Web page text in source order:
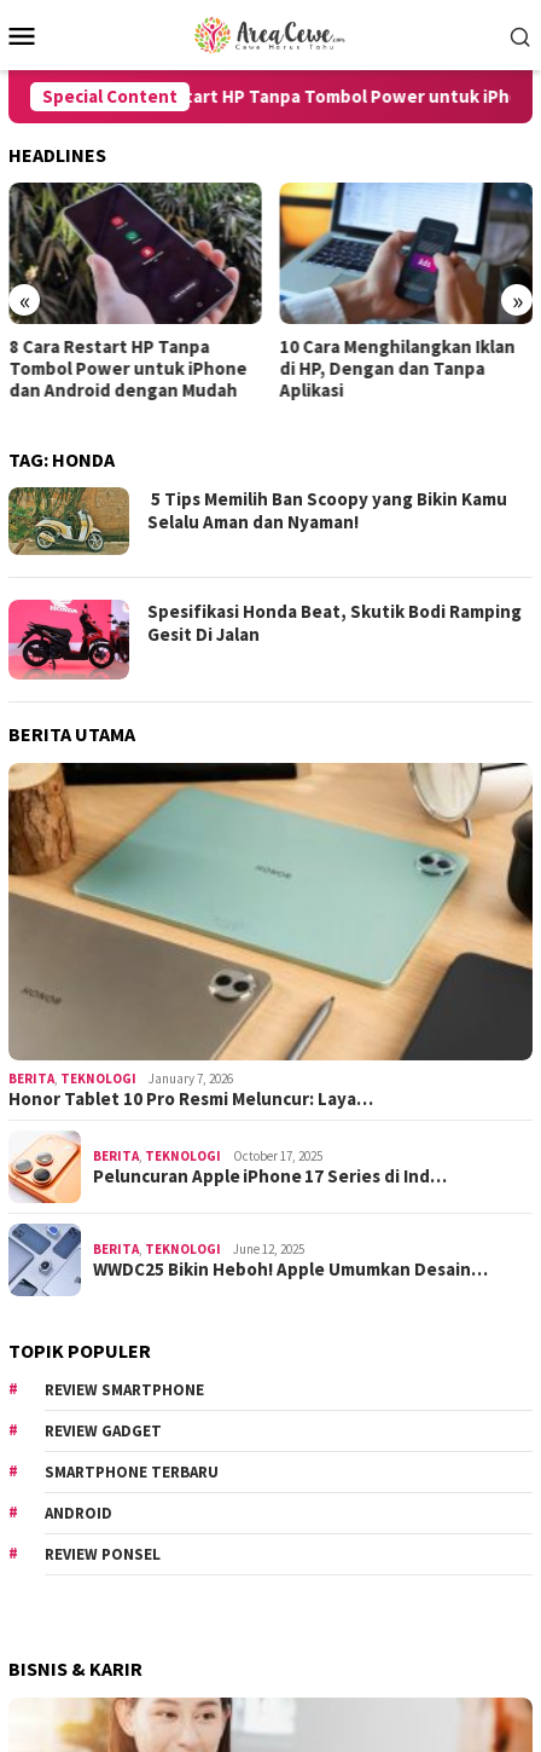
to
Menu
Special Content
8 Cara Restart HP Tanpa Tombol Power untuk iPhone
HEADLINES
« »
10 Cara Menghilangkan Iklan
di HP, Dengan dan Tanpa
Aplikasi
7 Cara Merekam Suara di HP
untuk Android dan iPhone
dengan Hasil Jernih
TAG: HONDA
5 Tips Memilih Ban Scoopy yang Bikin Kamu
Selalu Aman dan Nyaman!
Spesifikasi Honda Beat, Skutik Bodi Ramping
Gesit Di Jalan
BERITA UTAMA
BERITA, TEKNOLOGI January 7, 2026
Honor Tablet 10 Pro Resmi Meluncur: Laya…
BERITA, TEKNOLOGI October 17, 2025
Peluncuran Apple iPhone 17 Series di Ind…
BERITA, TEKNOLOGI June 12, 2025
WWDC25 Bikin Heboh! Apple Umumkan Desain…
TOPIK POPULER
REVIEW SMARTPHONE
REVIEW GADGET
SMARTPHONE TERBARU
ANDROID
REVIEW PONSEL
BISNIS & KARIR